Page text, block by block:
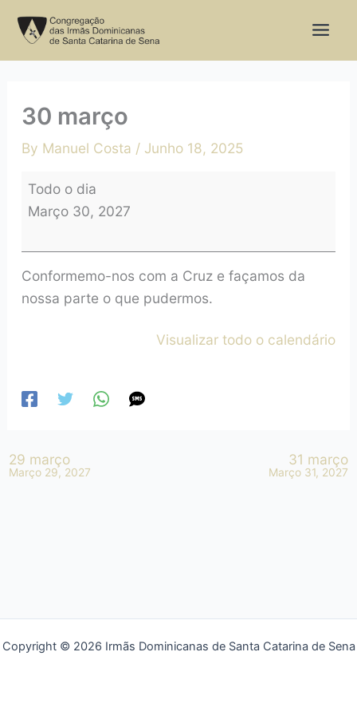
30 março
By Manuel Costa / Junho 18, 2025
março
Todo o dia
Março 30, 2027
Conformemo-nos com a Cruz e façamos da
nossa parte o que pudermos.
Visualizar todo o calendário
29 março
Março 29, 2027
31 março
Março 31, 2027
Copyright © 2026 Irmãs Dominicanas de Santa Catarina de Sena